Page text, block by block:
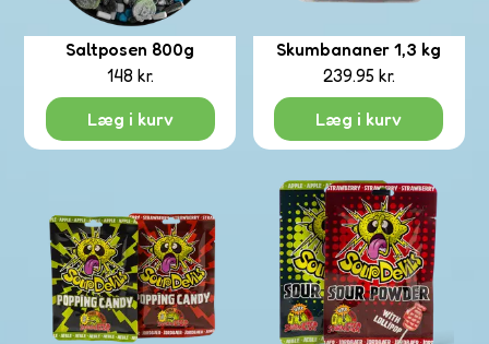
Saltposen 800g
148 kr.
Læg i kurv
Skumbananer 1,3 kg
239.95 kr.
Læg i kurv